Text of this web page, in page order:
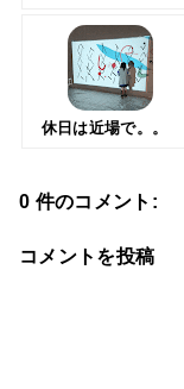
休日は近場で。。
0 件のコメント:
コメントを投稿